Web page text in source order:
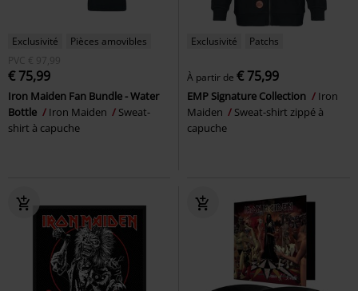
Exclusivité
Pièces amovibles
PVC € 97,99
€ 75,99
Iron Maiden Fan Bundle - Water
Bottle
Iron Maiden
Sweat-
shirt à capuche
Exclusivité Patchs
À partir de € 75,99
EMP Signature Collection
Iron
Maiden
Sweat-shirt zippé à
capuche